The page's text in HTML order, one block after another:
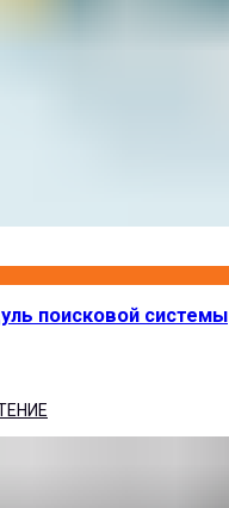
поисковой системы